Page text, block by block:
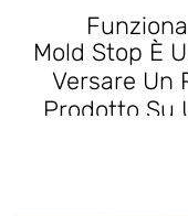
Mold Stop È
Versare Un
Prodotto Su